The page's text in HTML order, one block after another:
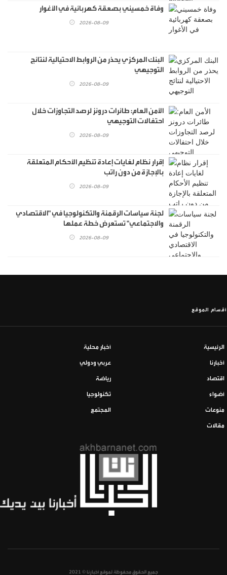
وفاة خمسيني بصعقة كهربائية في الأغوار
2026-08-09
البنك المركزي يحذر من الروابط الاحتيالية لنتائج
التوجيهي
2026-08-09
الأمن العام: طائرات درونز لرصد التجاوزات خلال
احتفالات التوجيهي
2026-08-09
إقرار نظام لغايات إعادة تنظيم الأحكام المتعلقة
بالإجازة من دون راتب
2026-08-09
لجنة سياسات الرقمنة والتكنولوجيا في "الاقتصادي
والاجتماعي" تستعرض خطة عملها
2026-08-09
أقسام الموقع
الرئيسية أخبار محلية
أخبارنا عربي ودولي
اقتصاد رياضة
أضواء تكنولوجيا
منوعات المجتمع
مقالات
جميع الحقوق محفوظة لموقع أخبارنا © 2021